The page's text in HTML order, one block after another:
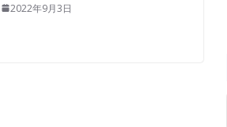
2022年9月3日